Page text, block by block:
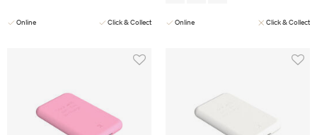
Online Click & Collect Online Click & Collect